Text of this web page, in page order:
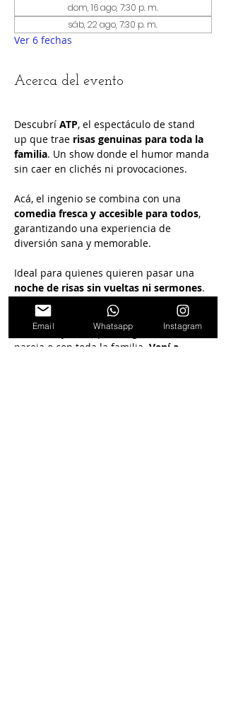
dom, 16 ago, 7:30 p. m.
sáb, 22 ago, 7:30 p. m.
Ver 6 fechas
Acerca del evento
Descubrí ATP, el espectáculo de stand
up que trae risas genuinas para toda la
familia. Un show donde el humor manda
sin caer en clichés ni provocaciones.
Acá, el ingenio se combina con una
comedia fresca y accesible para todos,
garantizando una experiencia de
diversión sana y memorable.
Ideal para quienes quieren pasar una
noche de risas sin vueltas ni sermones.
No se trata de un show infantil, sino de
un espacio donde
todos pueden
disfrutar
, ya sea que vengas solo, en
pareja o con toda la familia. Vení a
Email Whatsapp Instagram